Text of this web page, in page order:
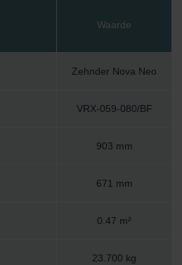
Waarde
Zehnder Nova Neo
VRX-059-080/BF
903 mm
671 mm
0.47 m²
23.700 kg